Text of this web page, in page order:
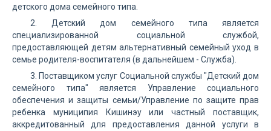
детского дома семейного типа.
2. Детский дом семейного типа является
специализированной социальной службой,
предоставляющей детям альтернативный семейный уход в
семье родителя-воспитателя (в дальнейшем - Служба).
3. Поставщиком услуг Социальной службы "Детский дом
семейного типа" является Управление социального
обеспечения и защиты семьи/Управление по защите прав
ребенка муниципия Кишинэу или частный поставщик,
аккредитованный для предоставления данной услуги в